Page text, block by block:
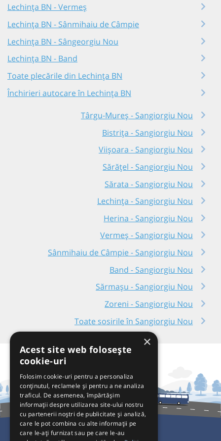
Lechința BN - Vermeș
Lechința BN - Sânmihaiu de Câmpie
Lechința BN - Sângeorgiu Nou
Lechința BN - Band
Toate plecările din Lechința BN
Închirieri autocare în Lechința BN
Târgu-Mureș - Sangiorgiu Nou
Bistrița - Sangiorgiu Nou
Viișoara - Sangiorgiu Nou
Sărățel - Sangiorgiu Nou
Sărata - Sangiorgiu Nou
Lechința - Sangiorgiu Nou
Herina - Sangiorgiu Nou
Vermeș - Sangiorgiu Nou
Sânmihaiu de Câmpie - Sangiorgiu Nou
Band - Sangiorgiu Nou
Sărmașu - Sangiorgiu Nou
Zoreni - Sangiorgiu Nou
Toate sosirile în Sangiorgiu Nou
×
Acest site web folosește
cookie-uri
Folosim cookie-uri pentru a personaliza
conținutul, reclamele și pentru a ne analiza
traficul. De asemenea, împărtășim
informații despre utilizarea site-ului nostru
cu partenerii noștri de publicitate și analiză,
care le pot combina cu alte informații pe
care le-ați furnizat sau pe care le-au